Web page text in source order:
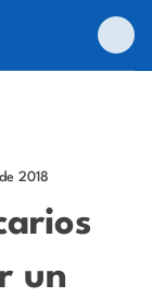
2018
un